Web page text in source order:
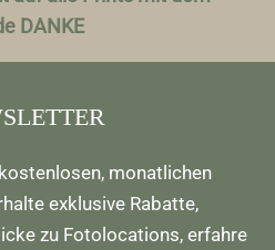
DANKE
monatlichen
exklusive Rabatte,
zu Fotolocations, erfahre